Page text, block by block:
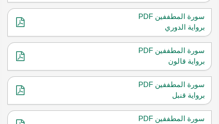
سورة المطففين PDF
برواية الدوري
سورة المطففين PDF
برواية قالون
سورة المطففين PDF
برواية قنبل
سورة المطففين PDF